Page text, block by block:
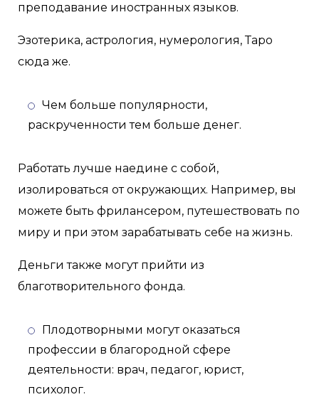
преподавание иностранных языков.
Эзотерика, астрология, нумерология, Таро
сюда же.
Чем больше популярности,
раскрученности тем больше денег.
Работать лучше наедине с собой,
изолироваться от окружающих. Например, вы
можете быть фрилансером, путешествовать по
миру и при этом зарабатывать себе на жизнь.
Деньги также могут прийти из
благотворительного фонда.
Плодотворными могут оказаться
профессии в благородной сфере
деятельности: врач, педагог, юрист,
психолог.